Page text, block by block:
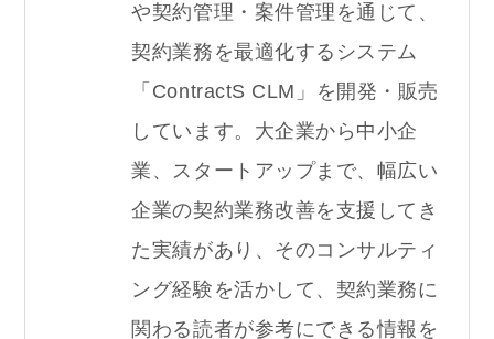
や契約管理・案件管理を通じて、
契約業務を最適化するシステム
「ContractS CLM」を開発・販売
しています。大企業から中小企
業、スタートアップまで、幅広い
企業の契約業務改善を支援してき
た実績があり、そのコンサルティ
ング経験を活かして、契約業務に
関わる読者が参考にできる情報を